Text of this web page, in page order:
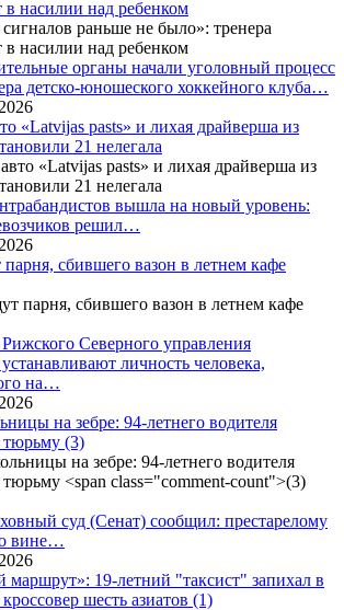
в насилии над ребенком
органы начали уголовный процесс
детско-юношеского хоккейного клуба…
«Latvijas pasts» и лихая драйверша из
21 нелегала
вышла на новый уровень:
решил…
сбившего вазон в летнем кафе
Северного управления
личность человека,
на…
на зебре: 94-летнего водителя
тюрьму (3)
суд (Сенат) сообщил: престарелому
вине…
маршрут»: 19-летний "таксист" запихал в
шесть азиатов (1)